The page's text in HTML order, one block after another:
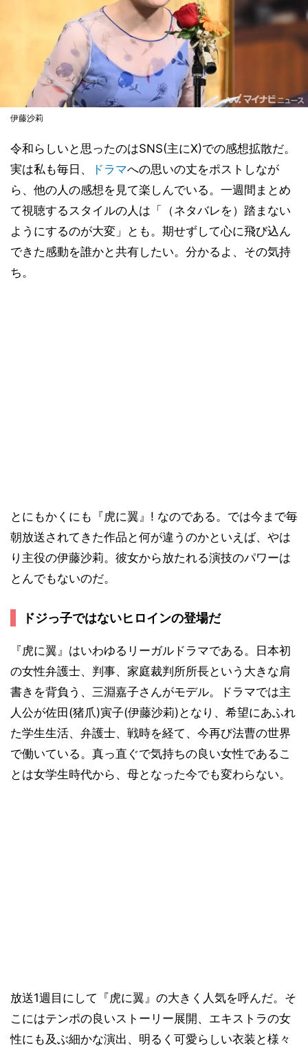
伊藤沙莉
令和らしいと思ったのはSNS(主にX)での感想拡散だ。
実は私も毎日、
ドラマへの思いの丈をポストしなが
ら、他の人の感想を見て楽しんでいる。一週間まとめ
て視聴するスタイルの人は「（ネタバレを）踏まない
ようにするのが大変」とも。期せずして心に飛び込ん
できた感動を誰かと共有したい。分かるよ、その気持
ち。
とにもかくにも『虎に翼』! なのである。では今まで毎
朝放送されてきた作品と何が違うのかといえば、やは
り主役の伊藤沙莉。彼女から放たれる演技のパワーは
とんでもないのだ。
ドジっ子ではないヒロインの登場だ
『虎に翼』はいわゆるリーガルドラマである。日本初
の女性弁護士、判事、家庭裁判所所長という大きな肩
書きを背負う、三淵嘉子さんがモデル。ドラマでは主
人公が佐田(猪爪)寅子(伊藤沙莉)となり、希望にあふれ
た学生生活、弁護士、戦時を経て、今再び法曹の世界
で働いている。真っ直ぐで気持ちの良い女性であるこ
とは女学生時代から、母となった今でも変わらない。
放送1週目にして『虎に翼』の大きく人気を呼んだ。そ
こにはテンポの良いストーリー展開、エキストラの女
性にも及ぶ細かな演出、明るく可愛らしい衣装と様々